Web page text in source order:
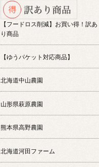
【フードロス削減】お買い得！訳あ
り商品
【ゆうパケット対応商品】
北海道中山農園
山形県萩原農園
熊本県高野農園
北海道河田ファーム